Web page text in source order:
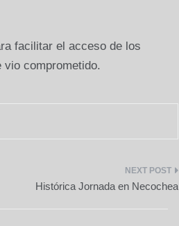
facilitar el acceso de los
vio comprometido.
Histórica Jornada en Necochea